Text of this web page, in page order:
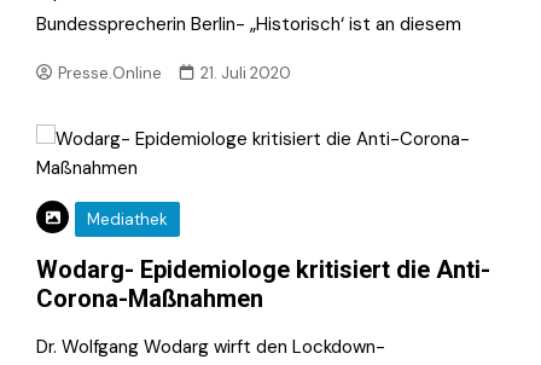
Bundessprecherin Berlin- „Historisch‘ ist an diesem
Presse.Online 21. Juli 2020
Mediathek
Wodarg- Epidemiologe kritisiert die Anti-
Corona-Maßnahmen
Dr. Wolfgang Wodarg wirft den Lockdown-